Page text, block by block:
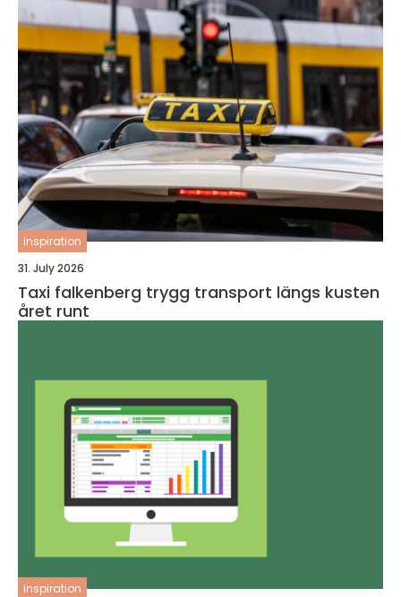
inspiration
31. July 2026
Taxi falkenberg trygg transport längs kusten
året runt
inspiration